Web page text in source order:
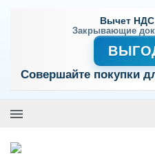
Вычет НДС
Закрывающие
Совершайте покупки